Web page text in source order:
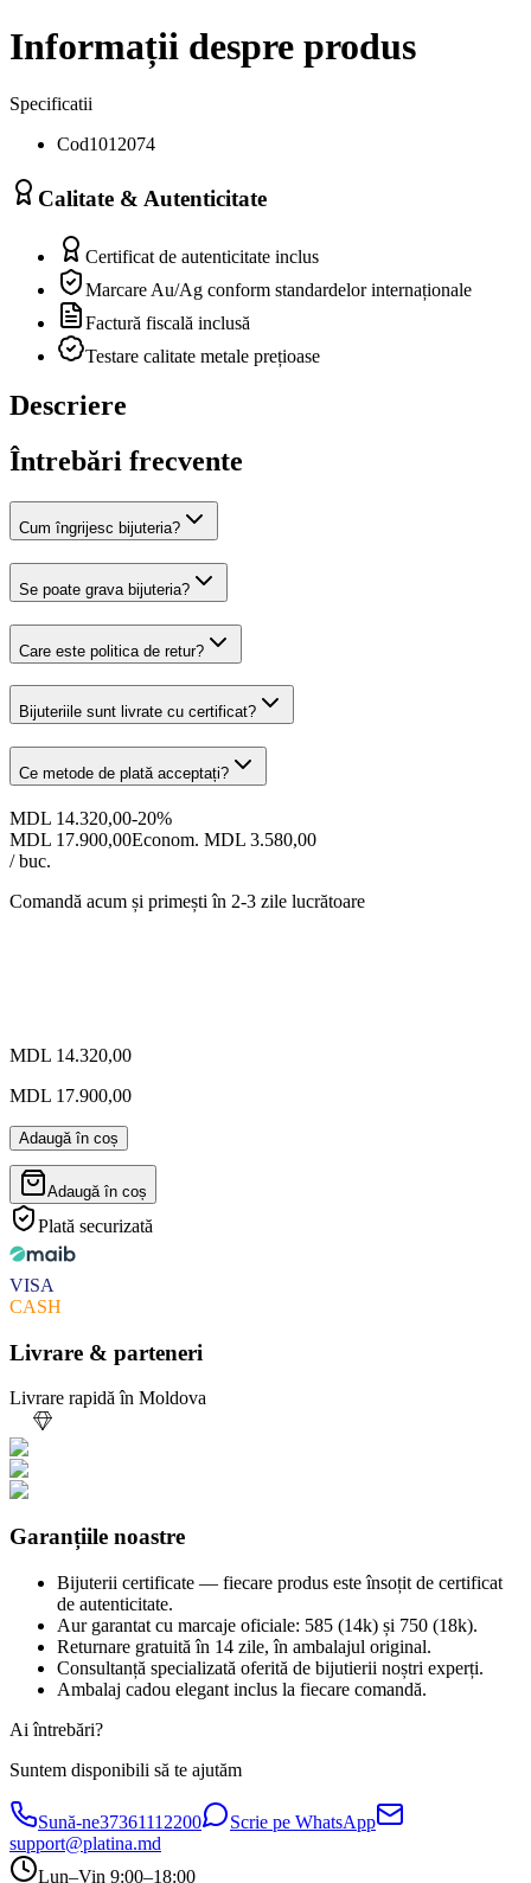
Informații despre produs
Specificatii
Cod1012074
Calitate & Autenticitate
Certificat de autenticitate inclus
Marcare Au/Ag conform standardelor internaționale
Factură fiscală inclusă
Testare calitate metale prețioase
Descriere
Întrebări frecvente
Cum îngrijesc bijuteria?
Se poate grava bijuteria?
Care este politica de retur?
Bijuteriile sunt livrate cu certificat?
Ce metode de plată acceptați?
MDL 14.320,00-20%
MDL 17.900,00Econom. MDL 3.580,00
/ buc.
Comandă acum și primești în 2-3 zile lucrătoare
MDL 14.320,00
MDL 17.900,00
Adaugă în coș
Adaugă în coș
Plată securizată
VISA
CASH
Livrare & parteneri
Livrare rapidă în Moldova
Garanțiile noastre
Bijuterii certificate — fiecare produs este însoțit de certificat
de autenticitate.
Aur garantat cu marcaje oficiale: 585 (14k) și 750 (18k).
Returnare gratuită în 14 zile, în ambalajul original.
Consultanță specializată oferită de bijutierii noștri experți.
Ambalaj cadou elegant inclus la fiecare comandă.
Ai întrebări?
Suntem disponibili să te ajutăm
Sună-ne37361112200
Scrie pe WhatsApp
support@platina.md
Lun–Vin 9:00–18:00